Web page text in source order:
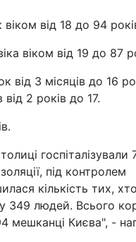
віком від 18 до 94
віком від 19 до 87
від 3 місяців до 16
від 2 років до 17.
госпіталізували
під контролем
кількість тих,
349 людей. Всього
мешканці Києва", -